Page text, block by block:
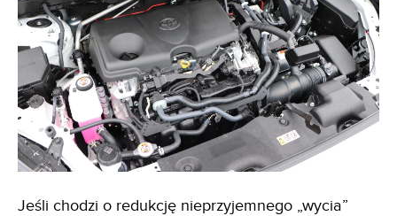
Jeśli chodzi o redukcję nieprzyjemnego „wycia”